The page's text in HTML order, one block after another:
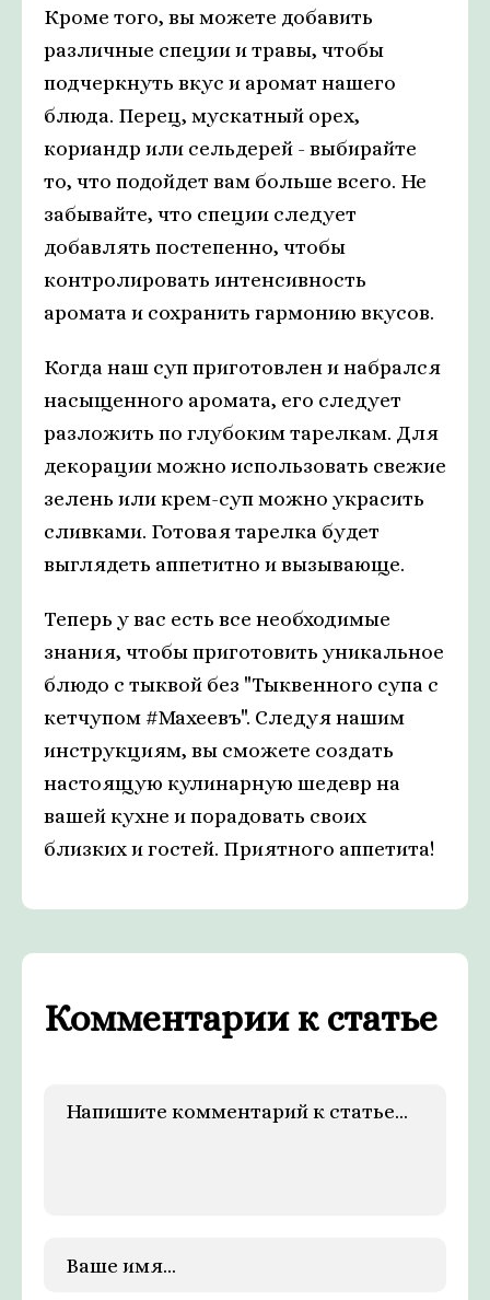
Кроме того, вы можете добавить
различные специи и травы, чтобы
подчеркнуть вкус и аромат нашего
блюда. Перец, мускатный орех,
кориандр или сельдерей - выбирайте
то, что подойдет вам больше всего. Не
забывайте, что специи следует
добавлять постепенно, чтобы
контролировать интенсивность
аромата и сохранить гармонию вкусов.
Когда наш суп приготовлен и набрался
насыщенного аромата, его следует
разложить по глубоким тарелкам. Для
декорации можно использовать свежие
зелень или крем-суп можно украсить
сливками. Готовая тарелка будет
выглядеть аппетитно и вызывающе.
Теперь у вас есть все необходимые
знания, чтобы приготовить уникальное
блюдо с тыквой без "Тыквенного супа с
кетчупом #Махеевъ". Следуя нашим
инструкциям, вы сможете создать
настоящую кулинарную шедевр на
вашей кухне и порадовать своих
близких и гостей. Приятного аппетита!
Комментарии к статье